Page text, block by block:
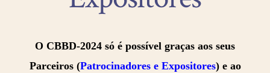
O CBBD-2024 só é possível graças aos seus
Parceiros (Patrocinadores e Expositores) e ao